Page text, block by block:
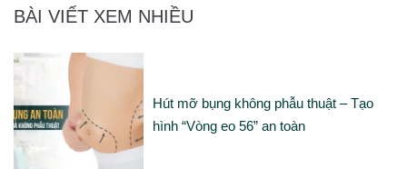
BÀI VIẾT XEM NHIỀU
Hút mỡ bụng không phẫu thuật – Tạo
hình “Vòng eo 56” an toàn